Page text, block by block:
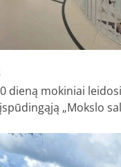
dieną mokiniai
„Mokslo